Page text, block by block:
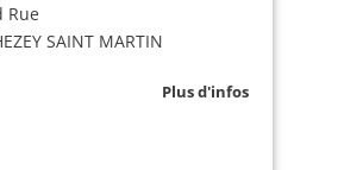
Rue
SAINT MARTIN
Plus d'infos